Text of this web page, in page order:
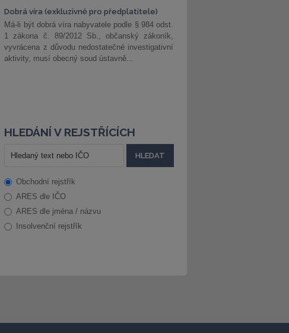
Dobrá víra (exkluzivně pro předplatitele)
Má-li být dobrá víra nabyvatele podle § 984 odst.
1 zákona č. 89/2012 Sb., občanský zákoník,
vyvrácena z důvodu nedostatečné investigativní
aktivity, musí obecný soud ústavně...
HLEDÁNÍ V REJSTŘÍCÍCH
Obchodní rejstřík
ARES dle IČO
ARES dle jména / názvu
Insolvenční rejstřík